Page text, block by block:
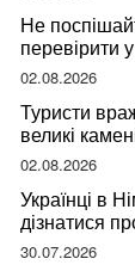
Не
перевірити
мандрівниці
02.08.2026
Туристи
великі
02.08.2026
Українці в
дізнатися
30.07.2026